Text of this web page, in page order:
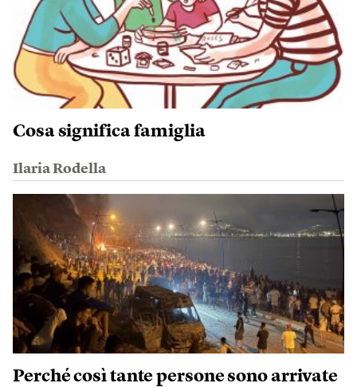
Cosa significa famiglia
Ilaria Rodella
Perché così tante persone sono arrivate